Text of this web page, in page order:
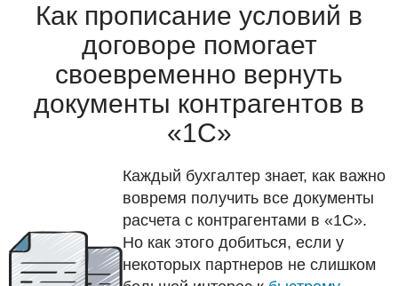
Как прописание условий в
договоре помогает
своевременно вернуть
документы контрагентов в
«1С»
Каждый бухгалтер знает, как важно
вовремя получить все документы
расчета с контрагентами в «1С».
Но как этого добиться, если у
некоторых партнеров не слишком